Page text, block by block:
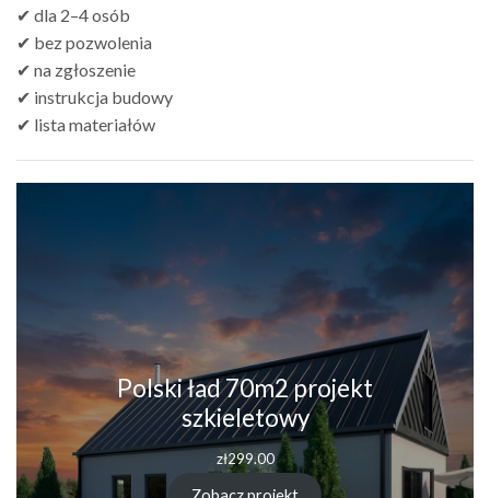
✔ dla 2–4 osób
✔ bez pozwolenia
✔ na zgłoszenie
✔ instrukcja budowy
✔ lista materiałów
Polski ład 70m2 projekt
szkieletowy
zł299.00